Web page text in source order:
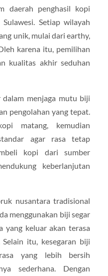
daerah penghasil kopi
Setiap wilayah
unik, mulai dari earthy,
karena itu, pemilihan
kualitas akhir seduhan
menjaga mutu biji
pengolahan yang tepat.
matang, kemudian
agar rasa tetap
kopi dari sumber
keberlanjutan
nusantara tradisional
menggunakan biji segar
yang keluar akan terasa
itu, kesegaran biji
yang lebih bersih
sederhana. Dengan